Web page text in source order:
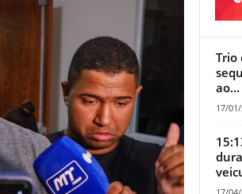
Trio
ao...
17/